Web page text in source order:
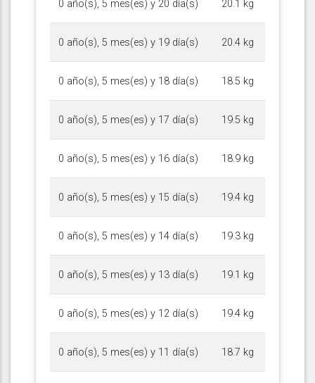
0 año(s), 5 mes(es) y 20 día(s) 20.1 kg
0 año(s), 5 mes(es) y 19 día(s) 20.4 kg
0 año(s), 5 mes(es) y 18 día(s) 18.5 kg
0 año(s), 5 mes(es) y 17 día(s) 19.5 kg
0 año(s), 5 mes(es) y 16 día(s) 18.9 kg
0 año(s), 5 mes(es) y 15 día(s) 19.4 kg
0 año(s), 5 mes(es) y 14 día(s) 19.3 kg
0 año(s), 5 mes(es) y 13 día(s) 19.1 kg
0 año(s), 5 mes(es) y 12 día(s) 19.4 kg
0 año(s), 5 mes(es) y 11 día(s) 18.7 kg